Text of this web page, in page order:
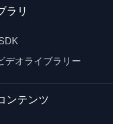
ラリ
デオライブラリー
ンテンツ